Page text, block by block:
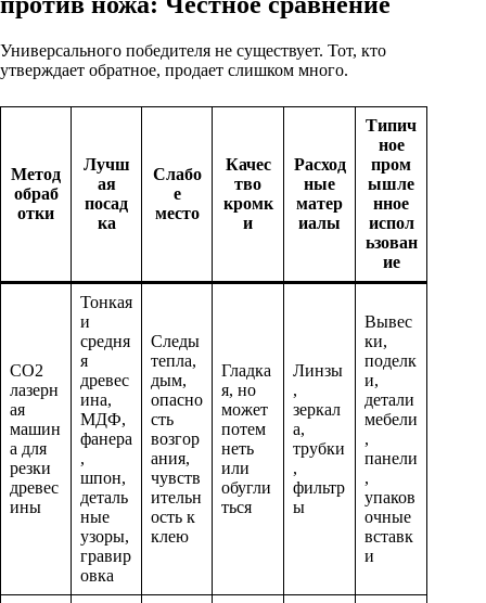
Универсального победителя не существует. Тот, кто
утверждает обратное, продает слишком много.
Метод
обраб
отки
Лучш
ая
посад
ка
Слабо
е
место
Качес
тво
кромк
и
Расход
ные
матер
иалы
Типич
ное
пром
ышле
нное
испол
ьзован
ие
CO2
лазерн
ая
машин
а для
резки
древес
ины
Тонкая
и
средня
я
древес
ина,
МДФ,
фанера
,
шпон,
деталь
ные
узоры,
гравир
овка
Следы
тепла,
дым,
опасно
сть
возгор
ания,
чувств
ительн
ость к
клею
Гладка
я, но
может
потем
неть
или
обугли
ться
Линзы
,
зеркал
а,
трубки
,
фильтр
ы
Вывес
ки,
поделк
и,
детали
мебели
,
панели
,
упаков
очные
вставк
и